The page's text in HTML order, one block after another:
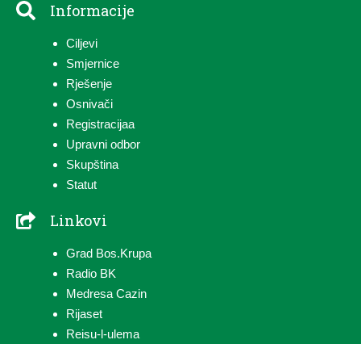
Informacije
Ciljevi
Smjernice
Rješenje
Osnivači
Registracijaa
Upravni odbor
Skupština
Statut
Linkovi
Grad Bos.Krupa
Radio BK
Medresa Cazin
Rijaset
Reisu-l-ulema